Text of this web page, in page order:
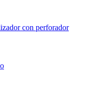
con perforador